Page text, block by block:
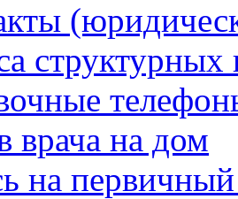
структурных
врача на дом
на